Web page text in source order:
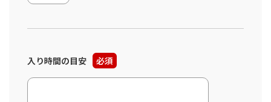
入り時間の目安 必須